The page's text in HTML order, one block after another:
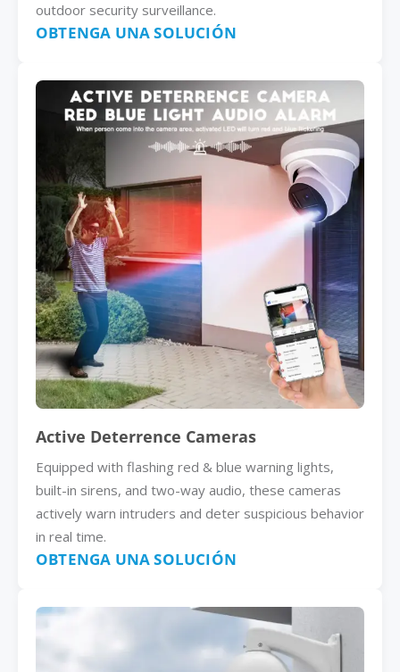
outdoor security surveillance.
OBTENGA UNA SOLUCIÓN
Active Deterrence Cameras
Equipped with flashing red & blue warning lights,
built-in sirens, and two-way audio, these cameras
actively warn intruders and deter suspicious behavior
in real time.
OBTENGA UNA SOLUCIÓN